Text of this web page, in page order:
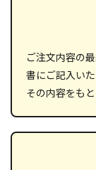
ご注文内容の
書にご記入いた
その内容をも